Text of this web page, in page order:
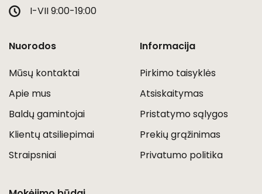
I-VII 9:00-19:00
Nuorodos
Mūsų kontaktai
Apie mus
Baldų gamintojai
Klientų atsiliepimai
Straipsniai
Informacija
Pirkimo taisyklės
Atsiskaitymas
Pristatymo sąlygos
Prekių grąžinimas
Privatumo politika